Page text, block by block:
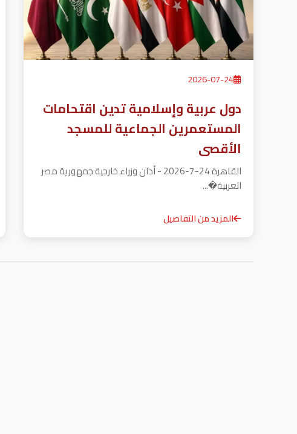
2026-07-24
دول عربية وإسلامية تدين اقتحامات
المستعمرين الجماعية للمسجد
الأقصى
القاهرة 24-7-2026 - أدان وزراء خارجية جمهورية مصر
العربية�...
المزيد من التفاصيل